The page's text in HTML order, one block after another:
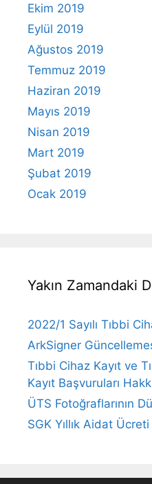
Ekim 2019
Eylül 2019
Ağustos 2019
Temmuz 2019
Haziran 2019
Mayıs 2019
Nisan 2019
Mart 2019
Şubat 2019
Ocak 2019
Yakın Zamandaki
2022/1 Sayılı Tıbbi
ArkSigner
Tıbbi Cihaz Kayıt ve
Kayıt Başvuruları
ÜTS Fotoğraflarının
SGK Yıllık Aidat